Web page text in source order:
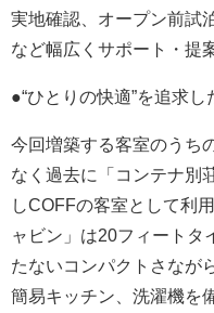
実地確認、オープン前試
など幅広くサポート・提
●“ひとりの快適”を追求し
今回増築する客室のうち
なく過去に「コンテナ別
しCOFFの客室として利
ャビン」は20フィートタ
たないコンパクトさなが
簡易キッチン、洗濯機を